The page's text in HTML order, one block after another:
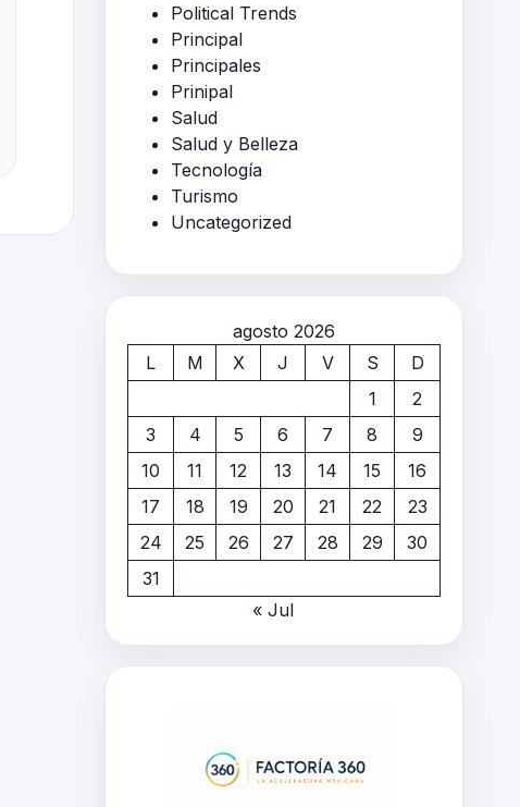
Political Trends
Principal
Principales
Prinipal
Salud
Salud y Belleza
Tecnología
Turismo
Uncategorized
agosto 2026
L
M X J V S
D
1
2
3
4 5 6 7 8
9
10
11 12 13 14 15
16
17
18 19 20 21 22
23
24
25 26 27 28 29
30
31
« Jul